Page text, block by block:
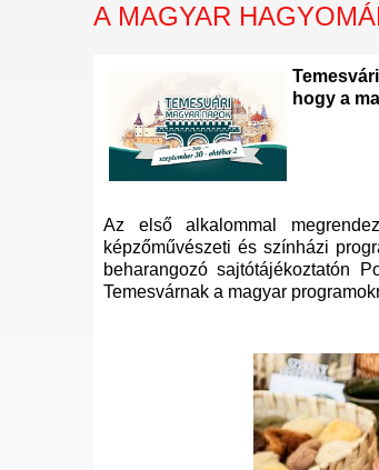
A MAGYAR
hogy a
Az első alkalommal
képzőművészeti és színházi
beharangozó sajtótájékoztatón
Temesvárnak a magyar